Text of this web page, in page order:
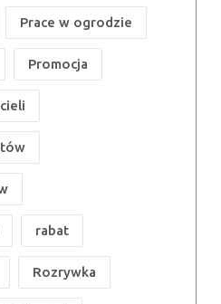
Prace w ogrodzie
Promocja
rabat
Rozrywka